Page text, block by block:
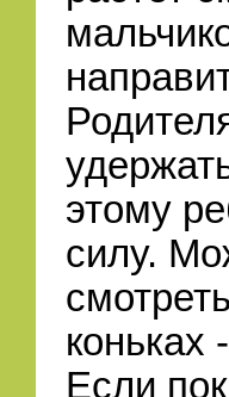
этому
силу.
коньках
Если